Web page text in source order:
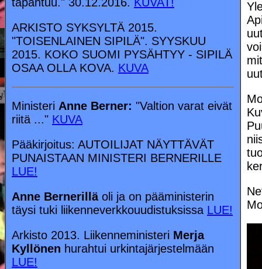
ARKISTO SYKSYLTÄ 2015.
"TOISENLAINEN SIPILÄ". SYYSKUU
2015. KOKO SUOMI PYSÄHTYY - SIPILÄ
OSAA OLLA KOVA. KUVA
Ministeri Anne Berner: "Valtion varat eivät
riitä ..." KUVA
Pääkirjoitus: AUTOILIJAT NÄYTTÄVÄT
PUNAISTAAN MINISTERI BERNERILLE
LUE!
Anne Bernerilläoli ja on pääministerin
täysi tuki liikenneverkkouudistuksissa LUE!
Arkisto 2013. Liikenneministeri Merja
Kyllönen hurahtui urkintajärjestelmään
LUE!